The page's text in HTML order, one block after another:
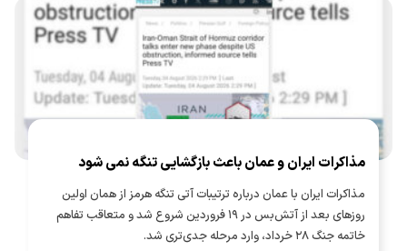
مذاکرات ایران و عمان باعث بازگشایی تنگه نمی شود
مذاکرات ایران با عمان درباره ترتیبات آتی تنگه هرمز از همان اولین
روزهای بعد از آتش‌بس در ۱۹ فروردین شروع شد و متعاقب تفاهم
خاتمه جنگ ۲۸ خرداد، وارد مرحله جدی‌تری شد.